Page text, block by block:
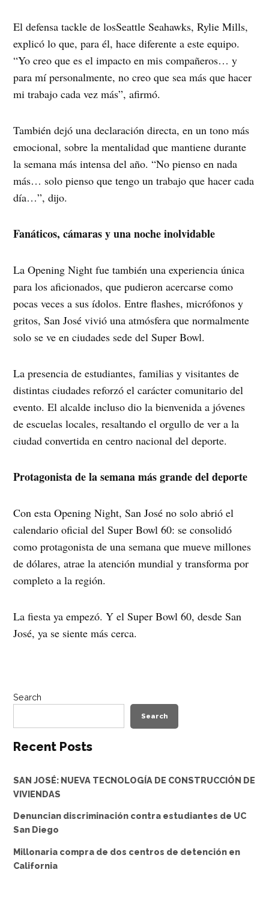
El defensa tackle de losSeattle Seahawks, Rylie Mills,
explicó lo que, para él, hace diferente a este equipo.
“Yo creo que es el impacto en mis compañeros… y
para mí personalmente, no creo que sea más que hacer
mi trabajo cada vez más”, afirmó.
También dejó una declaración directa, en un tono más
emocional, sobre la mentalidad que mantiene durante
la semana más intensa del año. “No pienso en nada
más… solo pienso que tengo un trabajo que hacer cada
día…”, dijo.
Fanáticos, cámaras y una noche inolvidable
La Opening Night fue también una experiencia única
para los aficionados, que pudieron acercarse como
pocas veces a sus ídolos. Entre flashes, micrófonos y
gritos, San José vivió una atmósfera que normalmente
solo se ve en ciudades sede del Super Bowl.
La presencia de estudiantes, familias y visitantes de
distintas ciudades reforzó el carácter comunitario del
evento. El alcalde incluso dio la bienvenida a jóvenes
de escuelas locales, resaltando el orgullo de ver a la
ciudad convertida en centro nacional del deporte.
Protagonista de la semana más grande del deporte
Con esta Opening Night, San José no solo abrió el
calendario oficial del Super Bowl 60: se consolidó
como protagonista de una semana que mueve millones
de dólares, atrae la atención mundial y transforma por
completo a la región.
La fiesta ya empezó. Y el Super Bowl 60, desde San
José, ya se siente más cerca.
Search
Search
Recent Posts
SAN JOSÉ: NUEVA TECNOLOGÍA DE CONSTRUCCIÓN DE
VIVIENDAS
Denuncian discriminación contra estudiantes de UC
San Diego
Millonaria compra de dos centros de detención en
California